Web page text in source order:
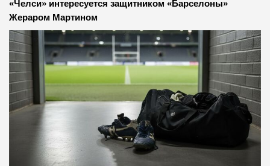
«Челси» интересуется защитником «Барселоны»
Жераром Мартином